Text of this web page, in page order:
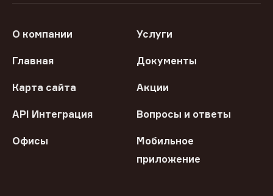
О компании Услуги
Главная Документы
Карта сайта Акции
API Интеграция Вопросы и ответы
Офисы
Мобильное
приложение